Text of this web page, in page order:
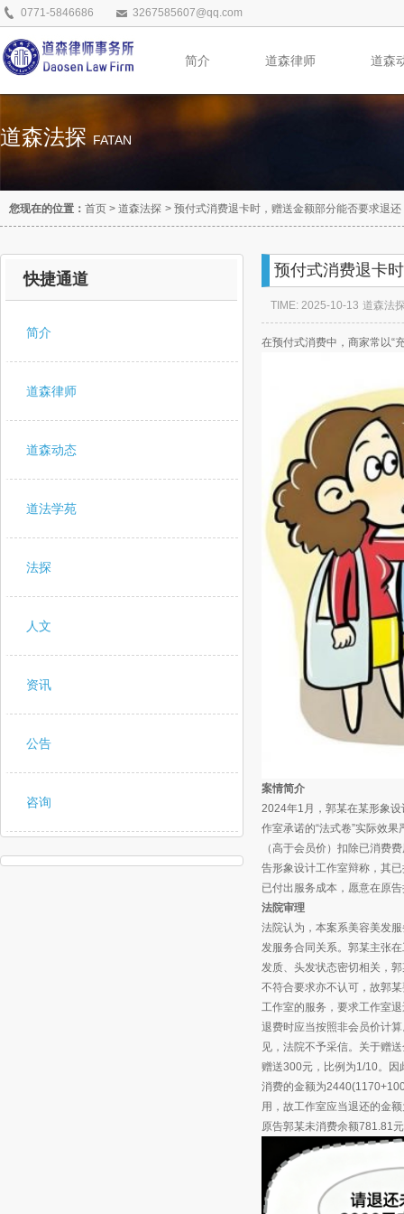
0771-5846686 3267585607@qq.com
简介 道森律师 道森
道森法探FATAN
您现在的位置： 首页 > 道森法探 > 预付式消费退卡时，赠送金额部分能否要求退还
快捷通道
简介
道森律师
道森动态
道法学苑
法探
人文
资讯
公告
咨询
预付式消费退卡
TIME: 2025-10-13 道森法
在预付式消费中，商家常以“
案情简介
2024年1月，郭某在某形象
作室承诺的“法式卷”实际效
（高于会员价）扣除已消费
告形象设计工作室辩称，其
已付出服务成本，愿意在原
法院审理
法院认为，本案系美容美发
发服务合同关系。郭某主张
发质、头发状态密切相关，
不符合要求亦不认可，故郭
工作室的服务，要求工作室
退费时应当按照非会员价计
见，法院不予采信。关于赠
赠送300元，比例为1/10。因
消费的金额为
用，故工作室应当退还的金
原告郭某未消费余额781.81